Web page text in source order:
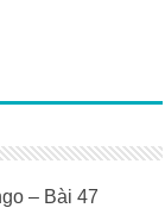
– Bài 47